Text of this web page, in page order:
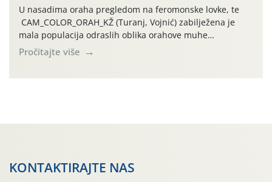
U nasadima oraha pregledom na feromonske lovke, te
CAM_COLOR_ORAH_KŽ (Turanj, Vojnić) zabilježena je
mala populacija odraslih oblika orahove muhe
(Rhagoletis completa). Niska brojnost može se objasniti
činjenicom da je riječ o mladim nasadima s vrlo malim
Pročitajte više
KONTAKTIRAJTE NAS